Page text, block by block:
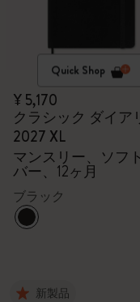
Quick Shop
¥ 5,170
クラシック ダイア
2027 XL
マンスリー、ソフ
バー、12ヶ月
ブラック
新製品